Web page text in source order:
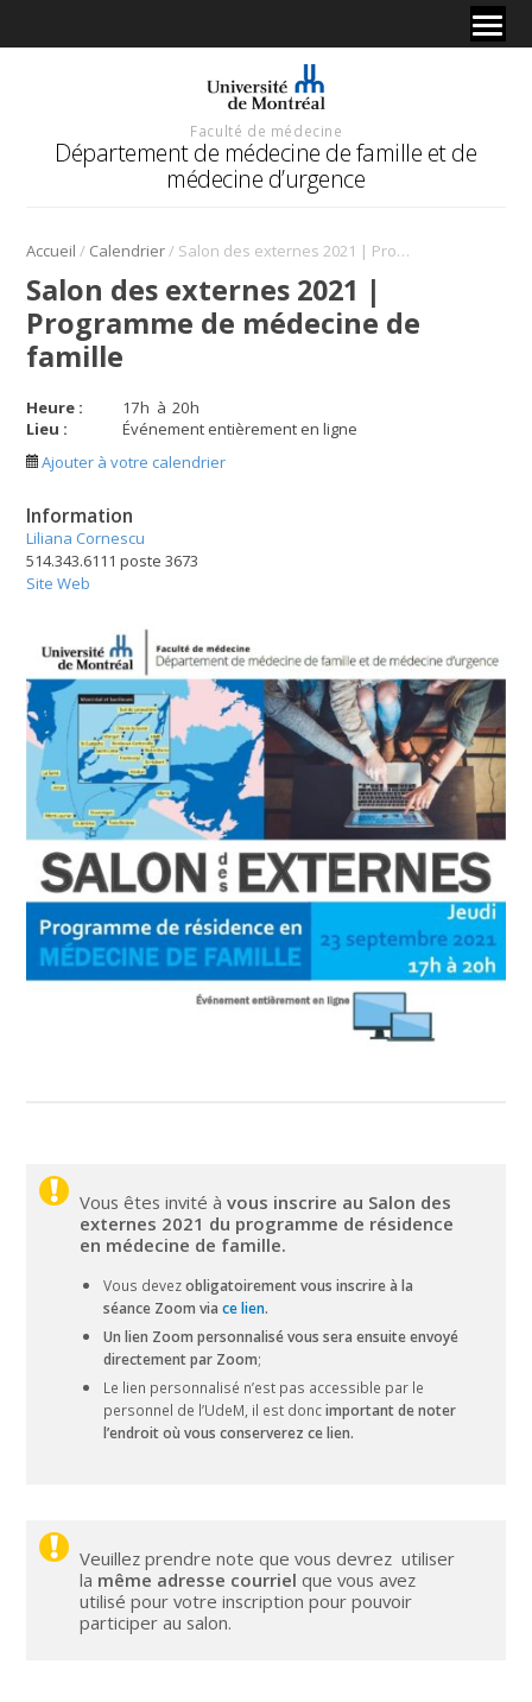
Faculté de médecine
Département de médecine de famille et de
médecine d’urgence
Accueil / Calendrier/ Salon des externes 2021 | Programme de médecine de famille
Salon des externes 2021 |
Programme de médecine de
famille
Heure : 17h à 20h
Lieu :
Événement entièrement en ligne
Ajouter à votre calendrier
Information
Liliana Cornescu
514.343.6111 poste 3673
Site Web
Vous êtes invité àvous inscrire au Salon des
externes 2021 du programme de résidence
en médecine de famille.
Vous devezobligatoirement vous inscrire àla
séance Zoom viace lien.
Un lien Zoom personnalisé vous sera ensuite envoyé
directement par Zoom;
Le lien personnalisé n’est pas accessible par le
personnel de l’UdeM, il est doncimportant de noter
l’endroit où vous conserverez ce lien.
Veuillez prendre note que vous devrez utiliser
la même adresse courriel que vous avez
utilisé pour votre inscription pour pouvoir
participer au salon.